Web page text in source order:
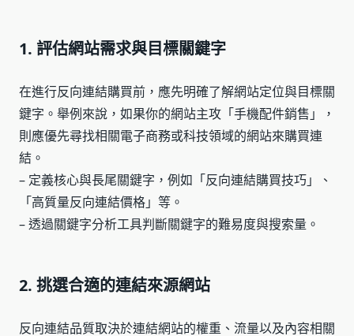
1. 評估網站需求與目標關鍵字
在進行反向連結購買前，應先明確了解網站定位與目標關
鍵字。舉例來說，如果你的網站主攻「手機配件銷售」，
則應優先尋找相關電子商務或科技領域的網站來購買連
結。
– 定義核心與長尾關鍵字，例如「反向連結購買技巧」、
「高質量反向連結價格」等。
– 透過關鍵字分析工具判斷關鍵字的難易度與搜索量。
2. 挑選合適的連結來源網站
反向連結品質取決於連結網站的權重、流量以及內容相關